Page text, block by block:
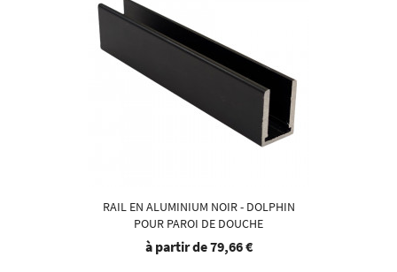
RAIL EN ALUMINIUM NOIR - DOLPHIN
POUR PAROI DE DOUCHE
à partir de79,66 €